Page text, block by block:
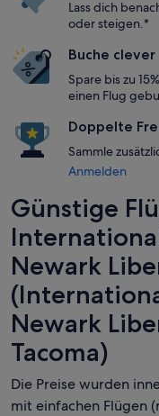
Lass dich
oder steigen.*
Buche clever
Spare bis zu
einen Flug
Doppelte
Sammle
Anmelden
Günstige
Newark
Newark
Tacoma)
Die Preise wurden
mit einfachen Flügen